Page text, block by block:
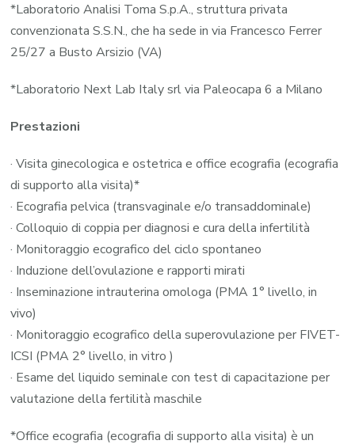
*Laboratorio Analisi Toma S.p.A., struttura privata
convenzionata S.S.N., che ha sede in via Francesco Ferrer
25/27 a Busto Arsizio (VA)
*Laboratorio Next Lab Italy srl via Paleocapa 6 a Milano
Prestazioni
· Visita ginecologica e ostetrica e office ecografia (ecografia
di supporto alla visita)*
· Ecografia pelvica (transvaginale e/o transaddominale)
· Colloquio di coppia per diagnosi e cura della infertilità
· Monitoraggio ecografico del ciclo spontaneo
· Induzione dell’ovulazione e rapporti mirati
· Inseminazione intrauterina omologa (PMA 1° livello, in
vivo)
· Monitoraggio ecografico della superovulazione per FIVET-
ICSI (PMA 2° livello, in vitro )
· Esame del liquido seminale con test di capacitazione per
valutazione della fertilità maschile
*Office ecografia (ecografia di supporto alla visita) è un